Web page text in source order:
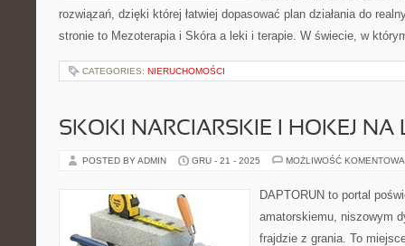
rozwiązań, dzięki której łatwiej dopasować plan działania do
stronie to Mezoterapia i Skóra a leki i terapie. W świecie, w
CATEGORIES: NIERUCHOMOŚCI
SKOKI NARCIARSKIE I HOKEJ NA
POSTED BY ADMIN GRU - 21 - 2025 MOŻLIWOŚĆ
DAPTORUN to portal
amatorskiemu, niszowym
frajdzie z grania. To